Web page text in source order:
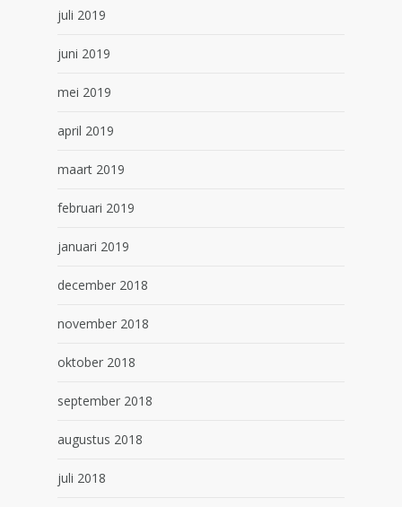
juli 2019
juni 2019
mei 2019
april 2019
maart 2019
februari 2019
januari 2019
december 2018
november 2018
oktober 2018
september 2018
augustus 2018
juli 2018